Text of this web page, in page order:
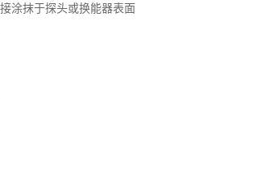
涂抹于探头或换能器表面